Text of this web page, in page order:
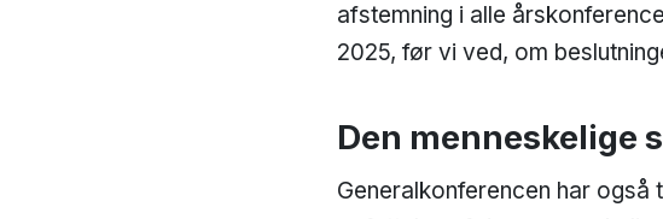
afstemning i alle
2025, før vi ved, om
Den menneskelige
Generalkonferencen har